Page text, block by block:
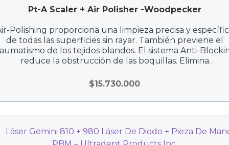
Pt-A Scaler + Air Polisher -Woodpecker
Polishing proporciona una limpieza precisa y
de todas las superficies sin rayar. También previene el
de los tejidos blandos. El sistema Anti-
reduce la obstrucción de las boquillas. Elimina
posterior depósito.
$15.730.000